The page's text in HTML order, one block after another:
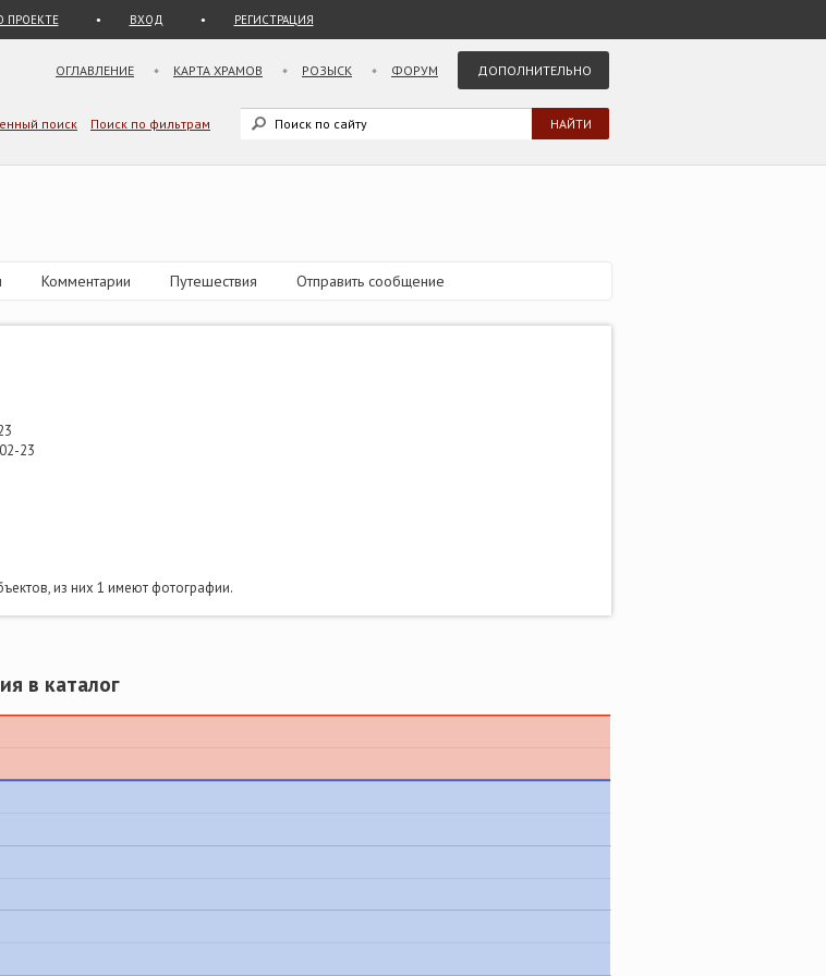
ПРОЕКТЕ ВХОД РЕГИСТРАЦИЯ
ОГЛАВЛЕНИЕ КАРТА ХРАМОВ РОЗЫСК ФОРУМ ДОПОЛНИТЕЛЬНО
поиск Поиск по фильтрам
Комментарии Путешествия Отправить сообщение
23
из них 1 имеют фотографии.
в каталог